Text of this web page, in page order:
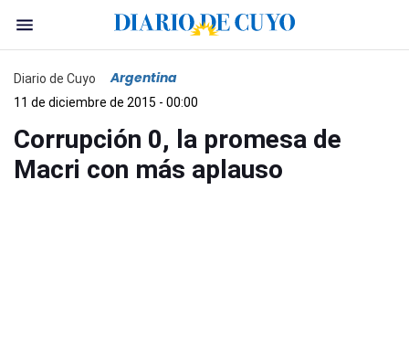
Diario de Cuyo Argentina
11 de diciembre de 2015 - 00:00
Corrupción 0, la promesa de
Macri con más aplauso